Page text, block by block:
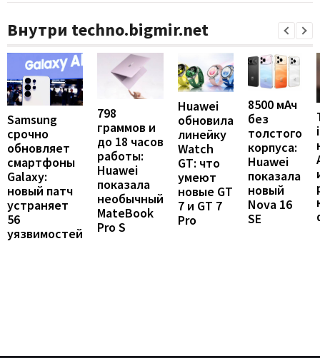
Внутри techno.bigmir.net
Samsung
срочно
обновляет
смартфоны
Galaxy:
новый патч
устраняет
56
уязвимостей
798
граммов и
до 18 часов
работы:
Huawei
показала
необычный
MateBook
Pro S
Huawei
обновила
линейку
Watch
GT: что
умеют
новые GT
7 и GT 7
Pro
8500 мАч
без
толстого
корпуса:
Huawei
показала
новый
Nova 16
SE